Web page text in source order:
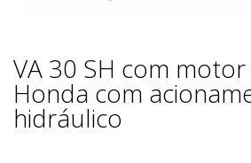
VA 30 SH com
Honda com
hidráulico